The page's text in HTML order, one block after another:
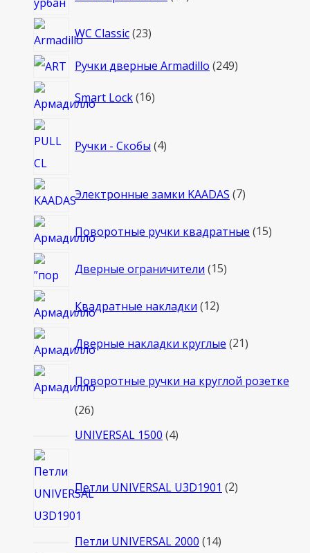
WC Classic 2323
Ручки дверные Armadillo 249249
Smart Lock 1616
Ручки - Скобы 4товара
Электронные замки KAADAS 77
Поворотные ручки квадратные 1515
Дверные ограничители 1515
Квадратные накладки 1212
Дверные накладки круглые 2121
Поворотные ручки на круглой розетке
2626
товаров
UNIVERSAL 1500 44
Петли UNIVERSAL U3D1901 2товара
Петли UNIVERSAL 2000 1414